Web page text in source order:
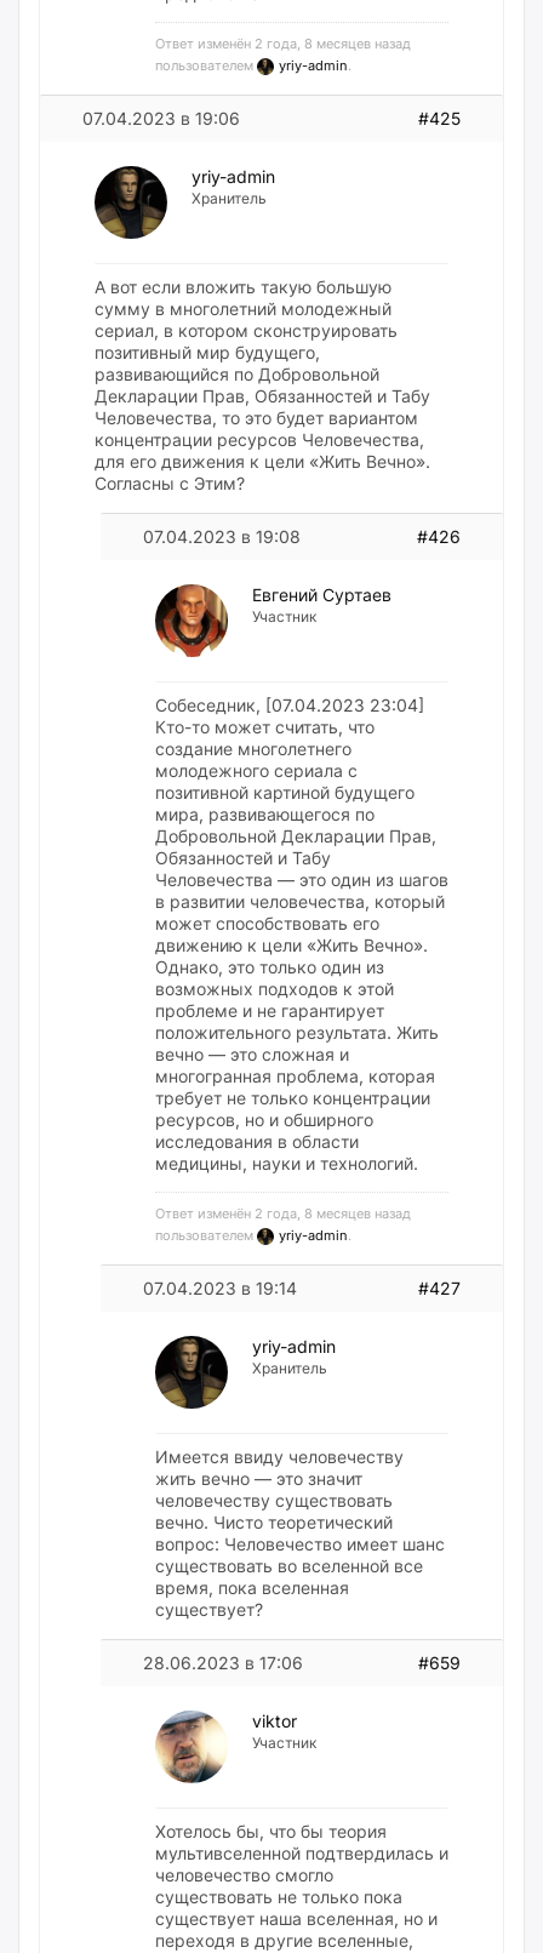
Ответ изменён 2 года, 8 месяцев назад
пользователем
yriy-admin.
07.04.2023 в 19:06 #425
yriy-admin
Хранитель
А вот если вложить такую большую
сумму в многолетний молодежный
сериал, в котором сконструировать
позитивный мир будущего,
развивающийся по Добровольной
Декларации Прав, Обязанностей и Табу
Человечества, то это будет вариантом
концентрации ресурсов Человечества,
для его движения к цели «Жить Вечно».
Согласны с Этим?
07.04.2023 в 19:08 #426
Евгений Суртаев
Участник
Собеседник, [07.04.2023 23:04]
Кто-то может считать, что
создание многолетнего
молодежного сериала с
позитивной картиной будущего
мира, развивающегося по
Добровольной Декларации Прав,
Обязанностей и Табу
Человечества — это один из шагов
в развитии человечества, который
может способствовать его
движению к цели «Жить Вечно».
Однако, это только один из
возможных подходов к этой
проблеме и не гарантирует
положительного результата. Жить
вечно — это сложная и
многогранная проблема, которая
требует не только концентрации
ресурсов, но и обширного
исследования в области
медицины, науки и технологий.
Ответ изменён 2 года, 8 месяцев назад
пользователем
yriy-admin.
07.04.2023 в 19:14 #427
yriy-admin
Хранитель
Имеется ввиду человечеству
жить вечно — это значит
человечеству существовать
вечно. Чисто теоретический
вопрос: Человечество имеет шанс
существовать во вселенной все
время, пока вселенная
существует?
28.06.2023 в 17:06 #659
viktor
Участник
Хотелось бы, что бы теория
мультивселенной подтвердилась и
человечество смогло
существовать не только пока
существует наша вселенная, но и
переходя в другие вселенные,